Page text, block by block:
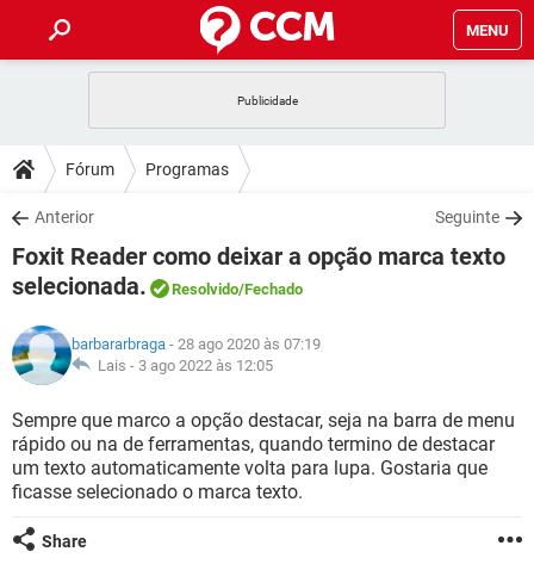
MENU
CELULAR
OUTLOOK
INSTAGRAM GMAIL
GUIA DE COMPRAS
DICAS
JOGOS
OUTLOOK
GUIA DE COMPRAS
DOWNLOADS
JOGOS WHATSAPP
CELULAR FACEBOOK
OUTLOOK EXCEL
INSTAGRAM
GUIA DE COMPRAS
FÓRUM
CELULAR
INSTAGRAM GMAIL
GUIA DE COMPRAS
GLOSSÁRIO
JOGOS
CELULAR FACEBOOK
OUTLOOK EXCEL
INSTAGRAM GMAIL
GUIA DE COMPRAS
Fórum Programas
Anterior Seguinte
Foxit Reader como deixar a opção marca texto
selecionada.
Resolvido/Fechado
barbararbraga - 28 ago 2020 às 07:19
Lais - 3 ago 2022 às 12:05
Sempre que marco a opção destacar, seja na barra de menu
rápido ou na de ferramentas, quando termino de destacar
um texto automaticamente volta para lupa. Gostaria que
ficasse selecionado o marca texto.
Share